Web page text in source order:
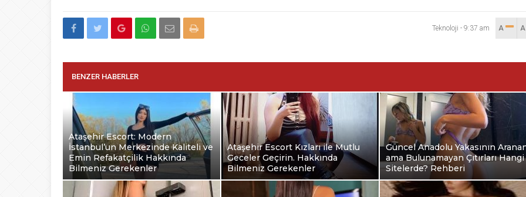
Teknoloji - 9:37 am A
BENZER HABERLER
Ataşehir Escort: Modern
İstanbul’un Merkezinde Kaliteli ve
Emin Refakatçilik Hakkında
Bilmeniz Gerekenler
Ataşehir Escort Kızları ile Mutlu
Geceler Geçirin. Hakkında
Bilmeniz Gerekenler
Güncel Anadolu Yakasının
ama Bulunamayan Çıtırları Hangi
Sitelerde? Rehberi